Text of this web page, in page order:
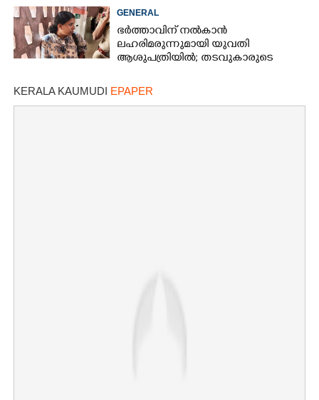
സ്വകാര്യ ബസുകൾ
GENERAL
ഭർത്താവിന് നൽകാൻ
ലഹരിമരുന്നുമായി യുവതി
ആശുപത്രിയിൽ; തടവുകാരുടെ
KERALA KAUMUDI EPAPER